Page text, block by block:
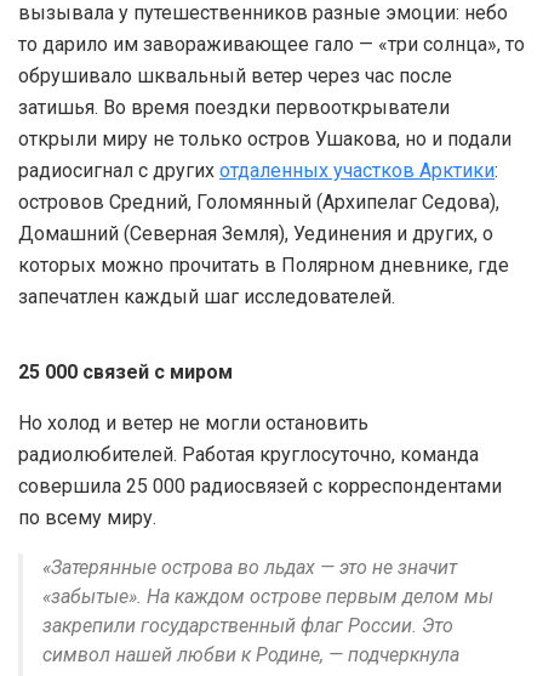
вызывала у путешественников разные эмоции: небо
то дарило им завораживающее гало — «три солнца», то
обрушивало шквальный ветер через час после
затишья. Во время поездки первооткрыватели
открыли миру не только остров Ушакова, но и подали
радиосигнал с других отдаленных участков Арктики:
островов Средний, Голомянный (Архипелаг Седова),
Домашний (Северная Земля), Уединения и других, о
которых можно прочитать в Полярном дневнике, где
запечатлен каждый шаг исследователей.
25 000 связей с миром
Но холод и ветер не могли остановить
радиолюбителей. Работая круглосуточно, команда
совершила 25 000 радиосвязей с корреспондентами
по всему миру.
«Затерянные острова во льдах — это не значит
«забытые». На каждом острове первым делом мы
закрепили государственный флаг России. Это
символ нашей любви к Родине, — подчеркнула